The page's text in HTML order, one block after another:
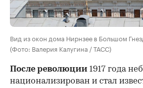
Вид из окон дома Нирнзее в Большом
(Фото: Валерия Калугина / ТАСС)
После революции 1917 года
национализирован и стал